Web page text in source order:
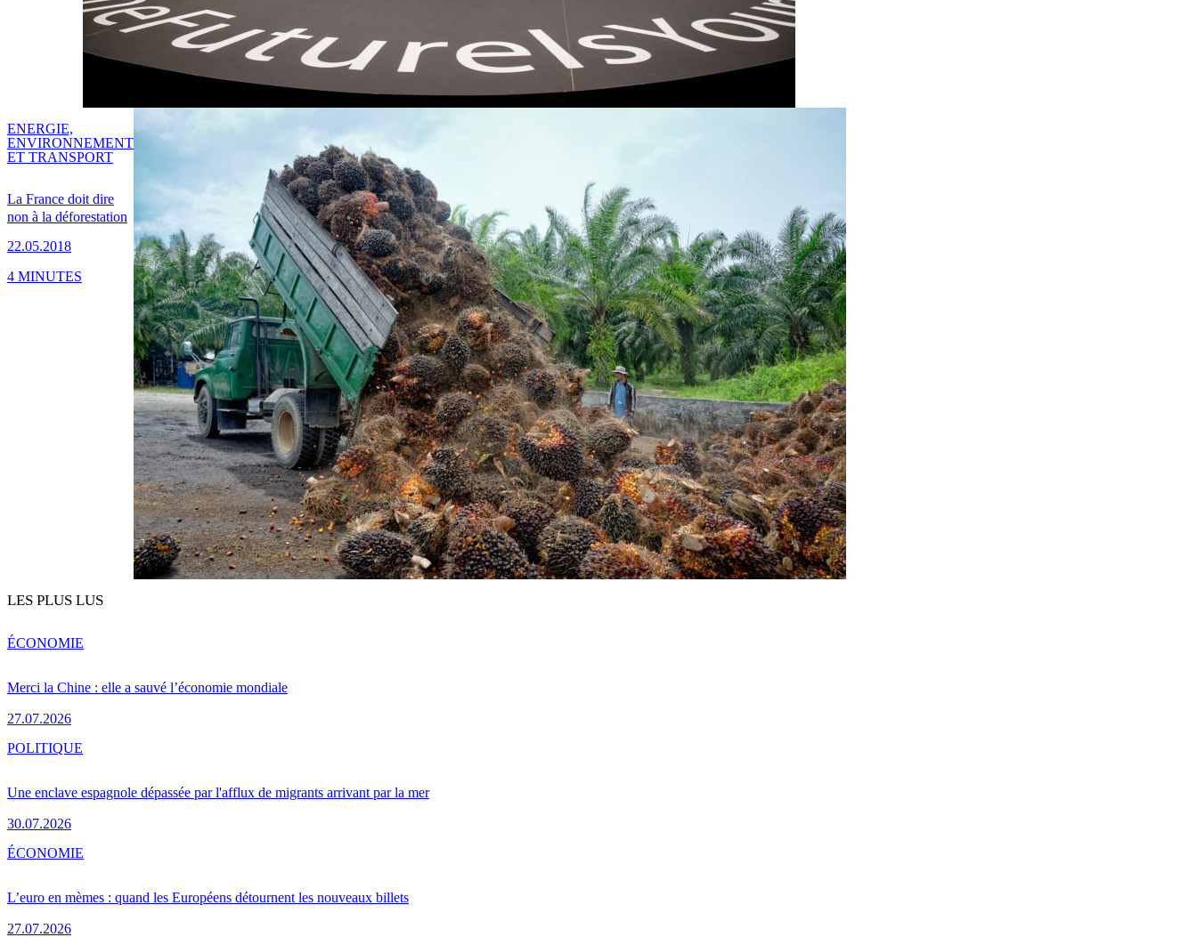
La France doit dire
non à la déforestation
22.05.2018
ENERGIE,
ENVIRONNEMENT
ET TRANSPORT
4 MINUTES
LES PLUS LUS
Merci la Chine : elle a sauvé l’économie mondiale
27.07.2026
ÉCONOMIE
Une enclave espagnole dépassée par l'afflux de migrants arrivant par la mer
30.07.2026
POLITIQUE
L’euro en mèmes : quand les Européens détournent les nouveaux billets
27.07.2026
ÉCONOMIE